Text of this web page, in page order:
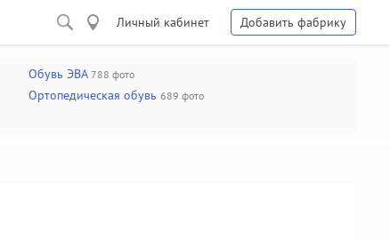
Личный кабинет Добавить фабрику
Обувь ЭВА 788 фото
Ортопедическая обувь 689 фото